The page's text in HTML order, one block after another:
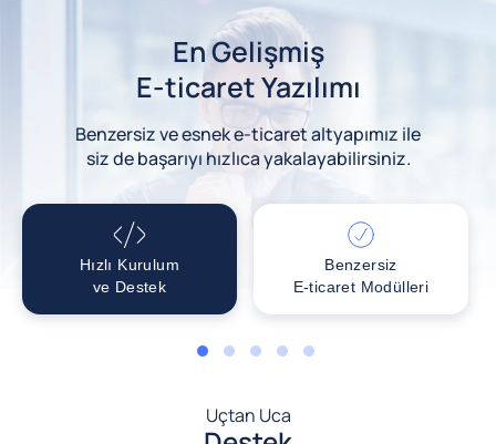
En Gelişmiş
E-ticaret Yazılımı
Benzersiz ve esnek e-ticaret altyapımız ile
siz de başarıyı hızlıca yakalayabilirsiniz.
Hızlı Kurulum
ve Destek
Benzersiz
E-ticaret Modülleri
1 2 3 4 5
Uçtan Uca